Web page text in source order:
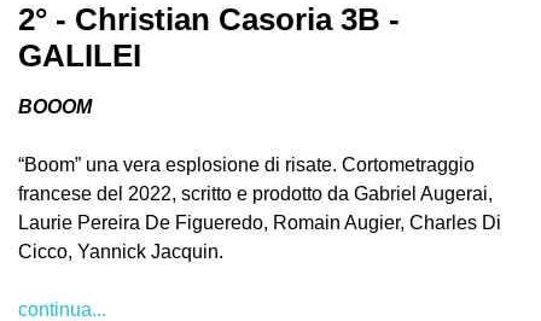
2° - Christian Casoria 3B -
GALILEI
BOOOM
“Boom” una vera esplosione di risate. Cortometraggio
francese del 2022, scritto e prodotto da Gabriel Augerai,
Laurie Pereira De Figueredo, Romain Augier, Charles Di
Cicco, Yannick Jacquin.
continua...